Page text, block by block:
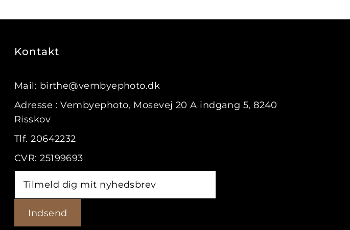
Kontakt
Mail: birthe@vembyephoto.dk
Adresse : Vembyephoto, Mosevej 20 A indgang 5, 8240
Risskov
Tlf. 20642232
CVR: 25199693